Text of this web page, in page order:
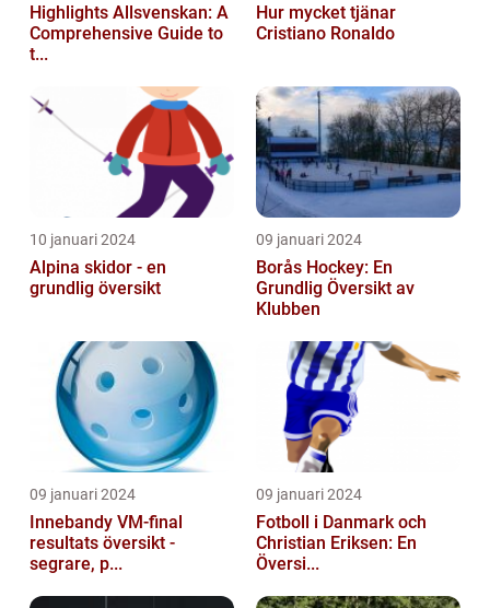
Highlights Allsvenskan: A
Comprehensive Guide to
t...
Hur mycket tjänar
Cristiano Ronaldo
10 januari 2024
Alpina skidor - en
grundlig översikt
09 januari 2024
Borås Hockey: En
Grundlig Översikt av
Klubben
09 januari 2024
Innebandy VM-final
resultats översikt -
segrare, p...
09 januari 2024
Fotboll i Danmark och
Christian Eriksen: En
Översi...